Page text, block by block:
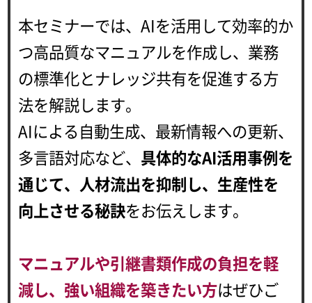
本セミナーでは、AIを活用して効率的か
つ高品質なマニュアルを作成し、業務
の標準化とナレッジ共有を促進する方
法を解説します。
AIによる自動生成、最新情報への更新、
多言語対応など、 具体的なAI活用事例を
通じて、人材流出を抑制し、生産性を
向上させる秘訣をお伝えします。
マニュアルや引継書類作成の負担を軽
減し、強い組織を築きたい方はぜひご